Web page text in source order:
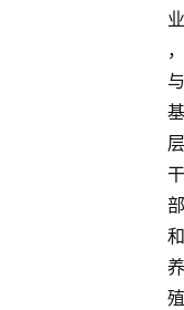
业
，
与
基
层
干
部
和
养
殖